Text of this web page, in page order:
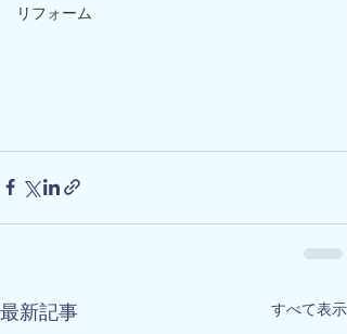
リフォーム
最新記事 すべて表示